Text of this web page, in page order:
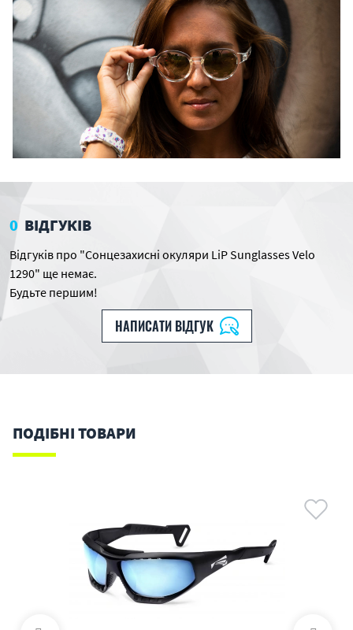
0 ВІДГУКІВ
Відгуків про "Сонцезахисні окуляри LiP Sunglasses Velo
1290" ще немає.
Будьте першим!
НАПИСАТИ ВІДГУК
ПОДІБНІ ТОВАРИ